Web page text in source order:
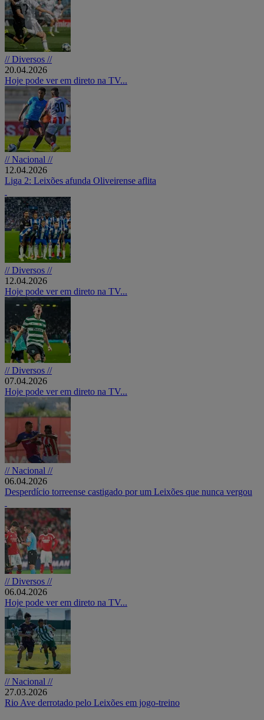
// Diversos //
20.04.2026
Hoje pode ver em direto na TV...
// Nacional //
12.04.2026
Liga 2: Leixões afunda Oliveirense aflita
// Diversos //
12.04.2026
Hoje pode ver em direto na TV...
// Diversos //
07.04.2026
Hoje pode ver em direto na TV...
// Nacional //
06.04.2026
Desperdício torreense castigado por um Leixões que nunca vergou
// Diversos //
06.04.2026
Hoje pode ver em direto na TV...
// Nacional //
27.03.2026
Rio Ave derrotado pelo Leixões em jogo-treino